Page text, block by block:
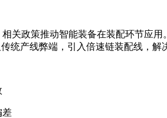
关政策推动智能装备在装配环节应
统产线弊端，引入倍速链装配线，
差